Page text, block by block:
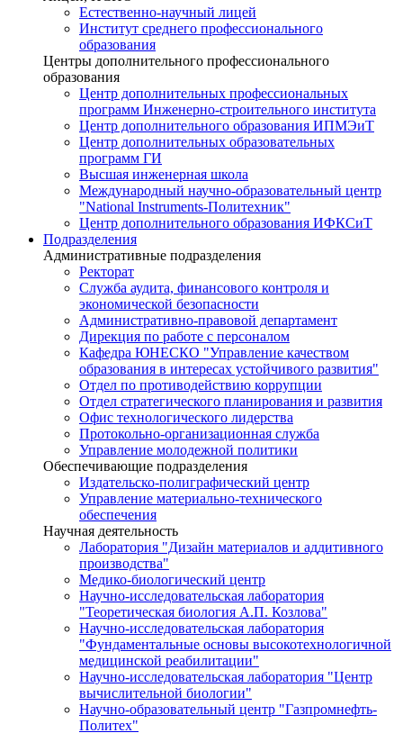
Естественно-научный лицей
Институт среднего профессионального
образования
Центры дополнительного профессионального
образования
Центр дополнительных профессиональных
программ Инженерно-строительного института
Центр дополнительного образования ИПМЭиТ
Центр дополнительных образовательных
программ ГИ
Высшая инженерная школа
Международный научно-образовательный центр
"National Instruments-Политехник"
Центр дополнительного образования ИФКСиТ
Подразделения
Административные подразделения
Ректорат
Служба аудита, финансового контроля и
экономической безопасности
Административно-правовой департамент
Дирекция по работе с персоналом
Кафедра ЮНЕСКО "Управление качеством
образования в интересах устойчивого развития"
Отдел по противодействию коррупции
Отдел стратегического планирования и развития
Офис технологического лидерства
Протокольно-организационная служба
Управление молодежной политики
Обеспечивающие подразделения
Издательско-полиграфический центр
Управление материально-технического
обеспечения
Научная деятельность
Лаборатория "Дизайн материалов и аддитивного
производства"
Медико-биологический центр
Научно-исследовательская лаборатория
"Теоретическая биология А.П. Козлова"
Научно-исследовательская лаборатория
"Фундаментальные основы высокотехнологичной
медицинской реабилитации"
Научно-исследовательская лаборатория "Центр
вычислительной биологии"
Научно-образовательный центр "Газпромнефть-
Политех"